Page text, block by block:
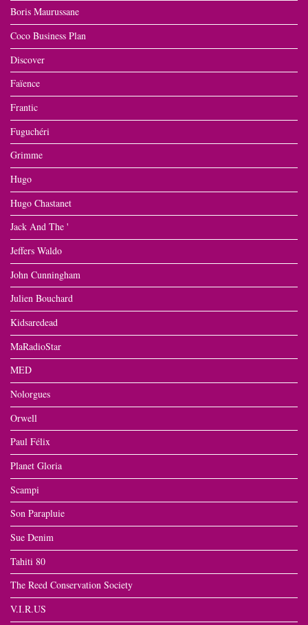
Boris Maurussane
Coco Business Plan
Discover
Faïence
Frantic
Fuguchéri
Grimme
Hugo
Hugo Chastanet
Jack And The '
Jeffers Waldo
John Cunningham
Julien Bouchard
Kidsaredead
MaRadioStar
MED
Nolorgues
Orwell
Paul Félix
Planet Gloria
Scampi
Son Parapluie
Sue Denim
Tahiti 80
The Reed Conservation Society
V.I.R.US